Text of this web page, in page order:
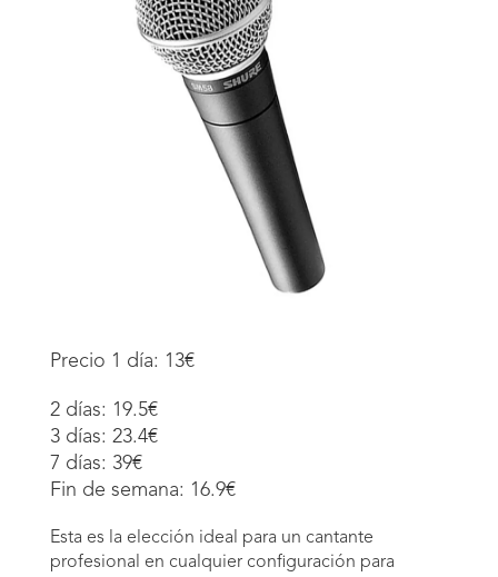
Precio 1 día: 13€
2 días: 19.5€
3 días: 23.4€
7 días: 39€
Fin de semana: 16.9€
Esta es la elección ideal para un cantante
profesional en cualquier configuración para